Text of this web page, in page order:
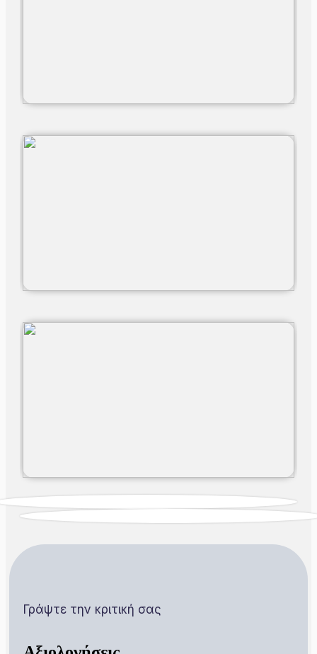
Γράψτε την κριτική σας